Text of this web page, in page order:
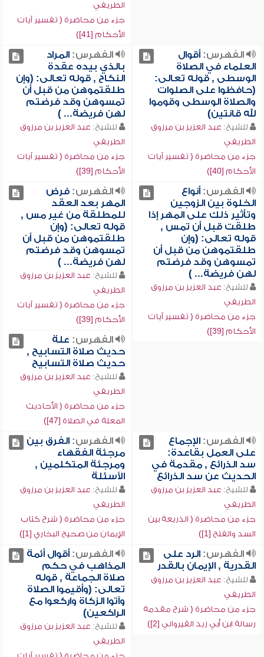
الطريفي
جزء من محاضرة ( تفسير آيات
الأحكام [41])
الفهرس:أقوال
العلماء في الصلاة
الوسطى , قوله تعالى:
(حافظوا على الصلوات
والصلاة الوسطى وقوموا
لله قانتين)
للشيخ: عبد العزيز بن مرزوق
الطريفي
جزء من محاضرة ( تفسير آيات
الأحكام [40])
الفهرس:المراد
بالذي بيده عقدة
النكاح , قوله تعالى: (وإن
طلقتموهن من قبل أن
تمسوهن وقد فرضتم
لهن فريضة... )
للشيخ: عبد العزيز بن مرزوق
الطريفي
جزء من محاضرة ( تفسير آيات
الأحكام [39])
الفهرس:أنواع
الخلوة بين الزوجين
وتأثير ذلك على المهر إذا
طلقت قبل أن تمس ,
قوله تعالى: (وإن
طلقتموهن من قبل أن
تمسوهن وقد فرضتم
لهن فريضة... )
للشيخ: عبد العزيز بن مرزوق
الطريفي
جزء من محاضرة ( تفسير آيات
الأحكام [39])
الفهرس:فرض
المهر بعد العقد
للمطلقة من غير مس ,
قوله تعالى: (وإن
طلقتموهن من قبل أن
تمسوهن وقد فرضتم
لهن فريضة... )
للشيخ: عبد العزيز بن مرزوق
الطريفي
جزء من محاضرة ( تفسير آيات
الأحكام [39])
الفهرس: علة
حديث صلاة التسابيح ,
حديث صلاة التسابيح
للشيخ: عبد العزيز بن مرزوق
الطريفي
جزء من محاضرة ( الأحاديث
المعلة في الصلاة [47])
الفهرس:الإجماع
على العمل بقاعدة:
سد الذرائع , مقدمة في
الحديث عن سد الذرائع
للشيخ: عبد العزيز بن مرزوق
الطريفي
جزء من محاضرة ( الذريعة بين
السد والفتح [1])
الفهرس:الفرق بين
مرجئة الفقهاء
ومرجئة المتكلمين ,
الأسئلة
للشيخ: عبد العزيز بن مرزوق
الطريفي
جزء من محاضرة ( شرح كتاب
الإيمان من صحيح البخاري [1])
الفهرس:الرد على
القدرية , الإيمان بالقدر
للشيخ: عبد العزيز بن مرزوق
الطريفي
جزء من محاضرة ( شرح مقدمة
رسالة ابن أبي زيد القيرواني [2])
الفهرس:أقوال أئمة
المذاهب في حكم
صلاة الجماعة , قوله
تعالى: (وأقيموا الصلاة
وآتوا الزكاة واركعوا مع
الراكعين)
للشيخ: عبد العزيز بن مرزوق
الطريفي